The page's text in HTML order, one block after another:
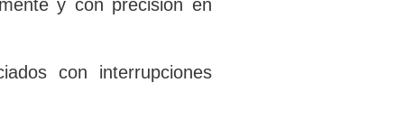
y con precisión en
con interrupciones